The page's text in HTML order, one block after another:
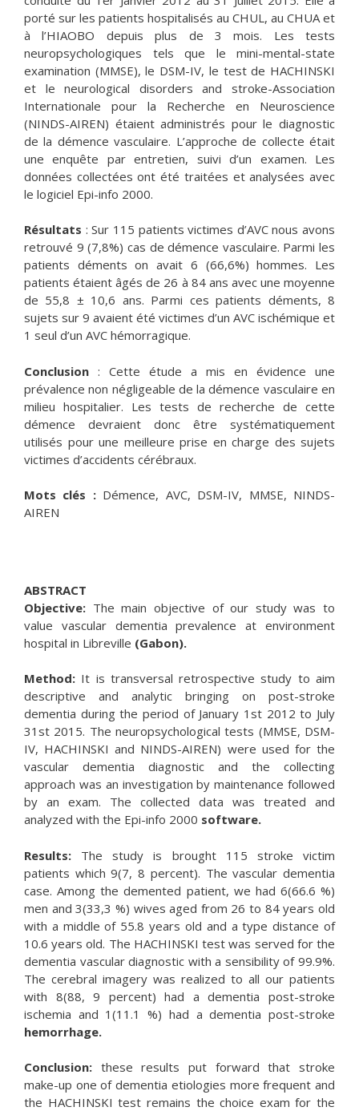
porté sur les patients hospitalisés au CHUL, au CHUA et
à l’HIAOBO depuis plus de 3 mois. Les tests
neuropsychologiques tels que le mini-mental-state
examination (MMSE), le DSM-IV, le test de HACHINSKI
et le neurological disorders and stroke-Association
Internationale pour la Recherche en Neuroscience
(NINDS-AIREN) étaient administrés pour le diagnostic
de la démence vasculaire. L’approche de collecte était
une enquête par entretien, suivi d’un examen. Les
données collectées ont été traitées et analysées avec
le logiciel Epi-info 2000.
Résultats : Sur 115 patients victimes d’AVC nous avons
retrouvé 9 (7,8%) cas de démence vasculaire. Parmi les
patients déments on avait 6 (66,6%) hommes. Les
patients étaient âgés de 26 à 84 ans avec une moyenne
de 55,8 ± 10,6 ans. Parmi ces patients déments, 8
sujets sur 9 avaient été victimes d’un AVC ischémique et
1 seul d’un AVC hémorragique.
Conclusion : Cette étude a mis en évidence une
prévalence non négligeable de la démence vasculaire en
milieu hospitalier. Les tests de recherche de cette
démence devraient donc être systématiquement
utilisés pour une meilleure prise en charge des sujets
victimes d’accidents cérébraux.
Mots clés :Démence, AVC, DSM-IV, MMSE, NINDS-
AIREN
ABSTRACT
Objective: The main objective of our study was to
value vascular dementia prevalence at environment
hospital in Libreville (Gabon).
Method: It is transversal retrospective study to aim
descriptive and analytic bringing on post-stroke
dementia during the period of January 1st 2012 to July
31st 2015. The neuropsychological tests (MMSE, DSM-
IV, HACHINSKI and NINDS-AIREN) were used for the
vascular dementia diagnostic and the collecting
approach was an investigation by maintenance followed
by an exam. The collected data was treated and
analyzed with the Epi-info 2000 software.
Results: The study is brought 115 stroke victim
patients which 9(7, 8 percent). The vascular dementia
case. Among the demented patient, we had 6(66.6 %)
men and 3(33,3 %) wives aged from 26 to 84 years old
with a middle of 55.8 years old and a type distance of
10.6 years old. The HACHINSKI test was served for the
dementia vascular diagnostic with a sensibility of 99.9%.
The cerebral imagery was realized to all our patients
with 8(88, 9 percent) had a dementia post-stroke
ischemia and 1(11.1 %) had a dementia post-stroke
hemorrhage.
Conclusion: these results put forward that stroke
make-up one of dementia etiologies more frequent and
the HACHINSKI test remains the choice exam for the